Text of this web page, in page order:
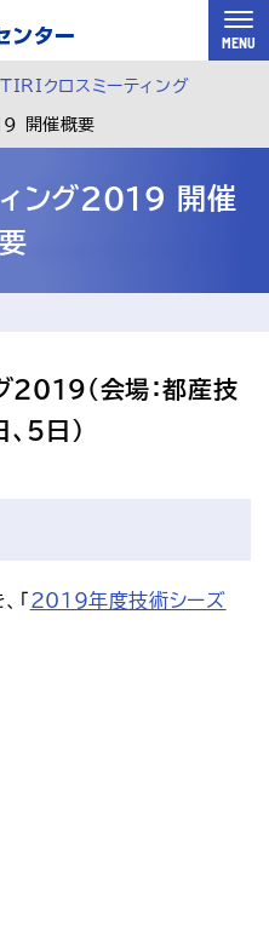
MENU
English
TIRIクロスミーティング
開催概要
ング2019 開催
2019（会場：都産技
5日）
2019年度技術シーズ